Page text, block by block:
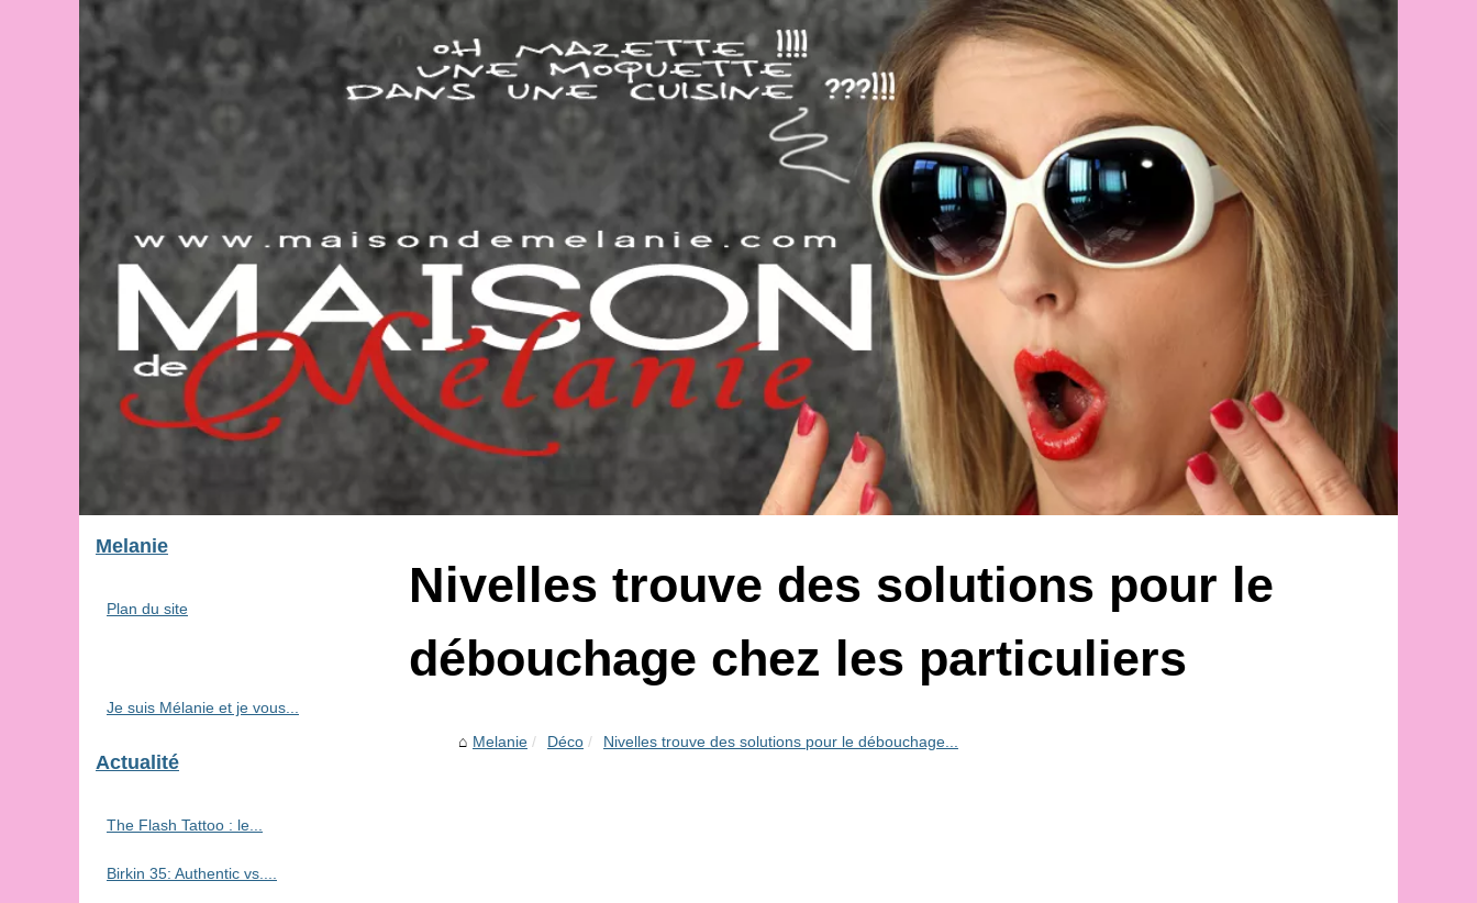
Nivelles trouve des solutions pour le
débouchage chez les particuliers
Melanie Déco Nivelles trouve des solutions pour le débouchage...
Melanie
Plan du site
Je suis Mélanie et je vous...
Actualité
The Flash Tattoo : le...
Birkin 35: Authentic vs....